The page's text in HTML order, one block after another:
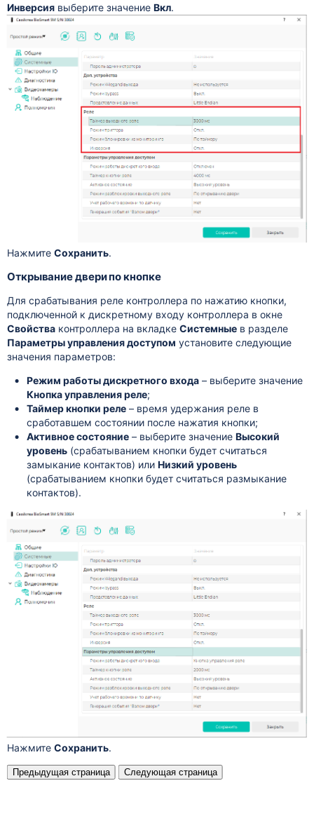
Инверсиявыберите значение Вкл.
Нажмите Сохранить.
Открывание двери по кнопке
Для срабатывания реле контроллера по нажатию кнопки,
подключенной к дискретному входу контроллера в окне
Свойстваконтроллера на вкладке Системныев разделе
Параметры управления доступом установите следующие
значения параметров:
Режим работы дискретного входа– выберите значение
Кнопка управления реле;
Таймер кнопки реле– время удержания реле в
сработавшем состоянии после нажатия кнопки;
Активное состояние– выберите значение Высокий
уровень(срабатыванием кнопки будет считаться
замыкание контактов) или Низкий уровень
(срабатыванием кнопки будет считаться размыкание
контактов).
Нажмите Сохранить.
Предыдущая страница Следующая страница